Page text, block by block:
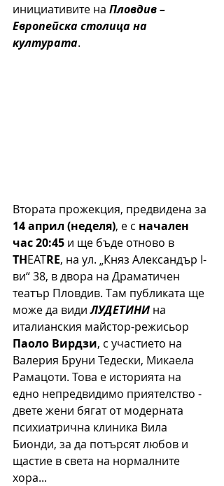
инициативите на Пловдив –
Европейска столица на
културата.
Втората прожекция, предвидена за
14 април (неделя), е с начален
час 20:45 и ще бъде отново в
THEATRE, на ул. „Княз Александър I-
ви“ 38, в двора на Драматичен
театър Пловдив. Там публиката ще
може да види ЛУДЕТИНИ на
италианския майстор-режисьор
Паоло Вирдзи, с участието на
Валерия Бруни Тедески, Микаела
Рамацоти. Това е историята на
едно непредвидимо приятелство -
двете жени бягат от модерната
психиатрична клиника Вила
Бионди, за да потърсят любов и
щастие в света на нормалните
хора...